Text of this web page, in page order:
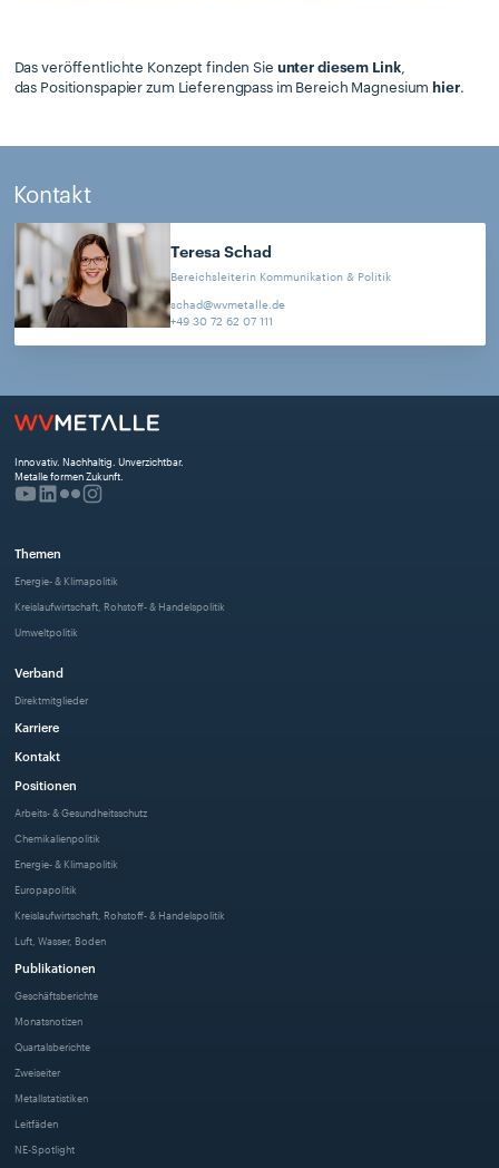
Das veröffentlichte Konzept finden Sie unter diesem Link,
das Positionspapier zum Lieferengpass im Bereich Magnesium hier.
Kontakt
TeresaSchad
Bereichsleiterin Kommunikation & Politik
schad@wvmetalle.de
+49 30 72 62 07 111
Innovativ. Nachhaltig. Unverzichtbar.
Metalle formen Zukunft.
Themen
Energie- & Klimapolitik
Kreislaufwirtschaft, Rohstoff- & Handelspolitik
Umweltpolitik
Verband
Direktmitglieder
Karriere
Kontakt
Positionen
Arbeits- & Gesundheitsschutz
Chemikalienpolitik
Energie- & Klimapolitik
Europapolitik
Kreislaufwirtschaft, Rohstoff- & Handelspolitik
Luft, Wasser, Boden
Publikationen
Geschäftsberichte
Monatsnotizen
Quartalsberichte
Zweiseiter
Metallstatistiken
Leitfäden
NE-Spotlight